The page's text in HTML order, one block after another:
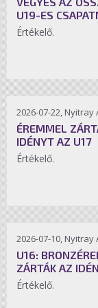
U19-ES
Értékelő.
2026-07-22, Nyitray
ÉREMMEL
IDÉNYT AZ U17
Értékelő.
2026-07-10, Nyitray
U16:
ZÁRTÁK AZ
Értékelő.